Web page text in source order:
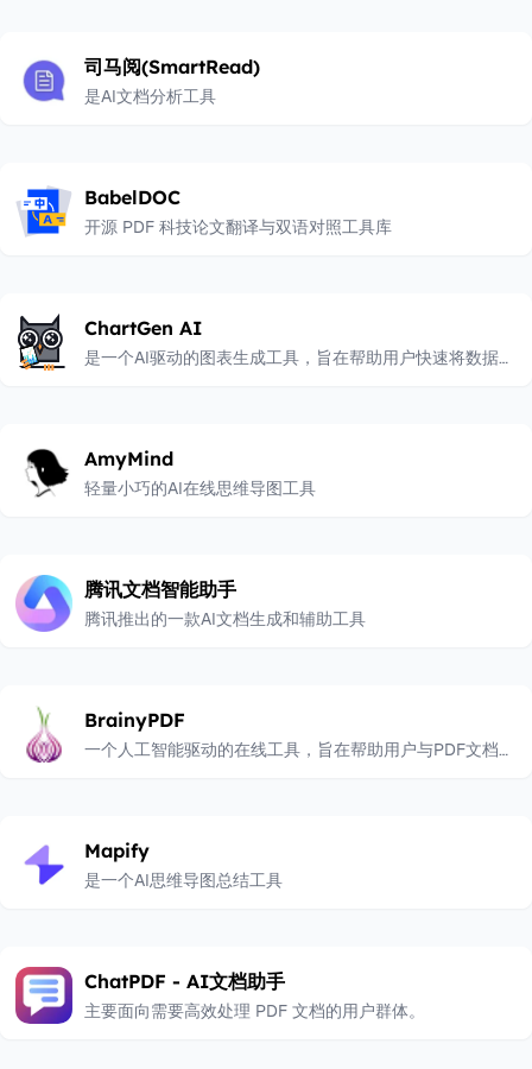
司马阅(SmartRead)
是AI文档分析工具
BabelDOC
开源 PDF 科技论文翻译与双语对照工具库
ChartGen AI
是一个AI驱动的图表生成工具，旨在帮助用户快速将数据转
AmyMind
轻量小巧的AI在线思维导图工具
腾讯文档智能助手
腾讯推出的一款AI文档生成和辅助工具
BrainyPDF
一个人工智能驱动的在线工具，旨在帮助用户与PDF文档进
Mapify
是一个AI思维导图总结工具
ChatPDF - AI文档助手
主要面向需要高效处理 PDF 文档的用户群体。